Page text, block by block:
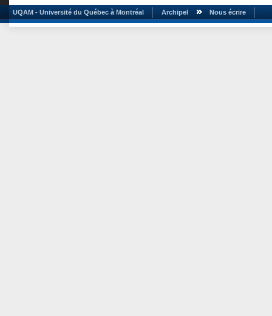
UQAM - Université du Québec à Montréal Archipel Nous écrire